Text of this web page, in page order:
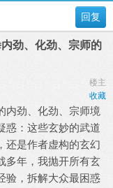
回复
劲、化劲、宗师的
楼主
收藏
内劲、化劲、宗师境
惑：这些玄妙的武道
还是作者虚构的玄幻
多年，我抛开所有玄
验，拆解大众最困惑